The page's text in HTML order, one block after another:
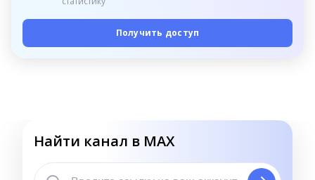
Получить доступ
Найти канал в MAX